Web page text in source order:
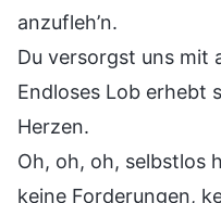
anzufleh’n.
Du versorgst uns mit
Endloses Lob erhebt
Herzen.
Oh, oh, oh, selbstlos
keine Forderungen,